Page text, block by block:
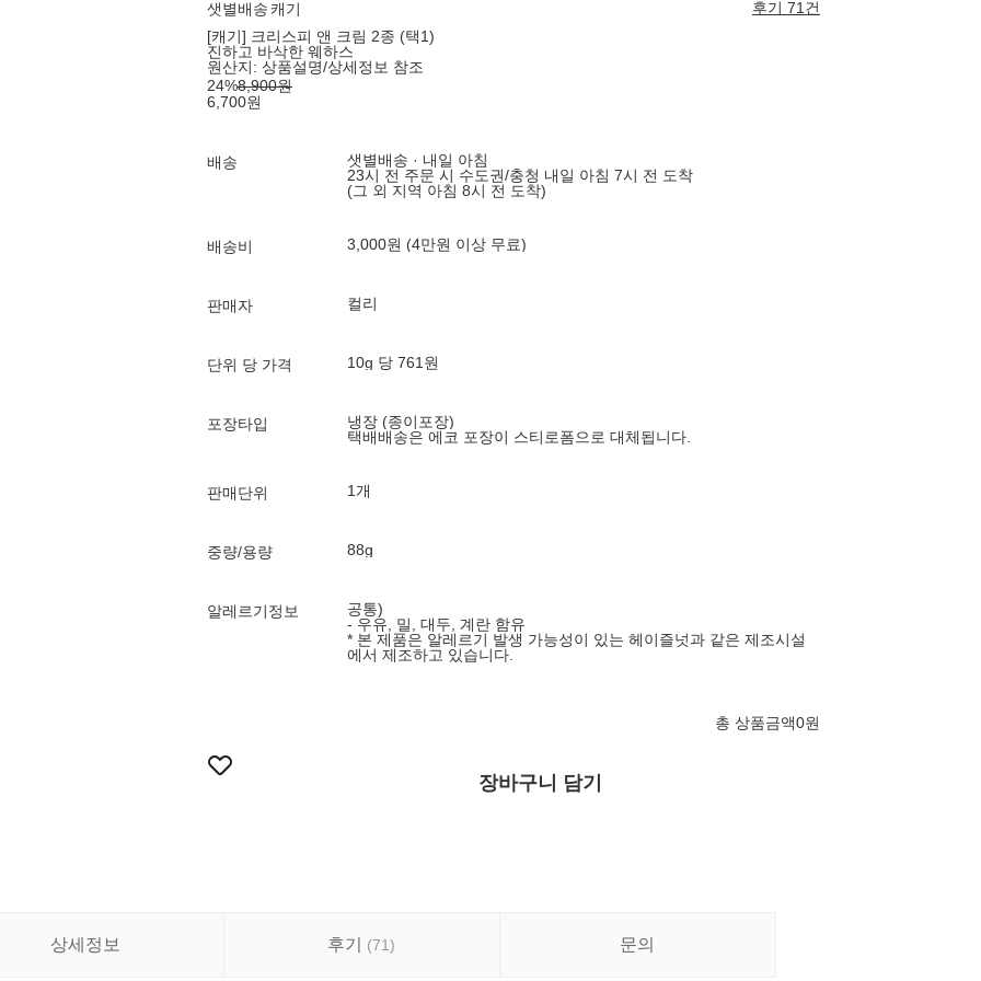
샛별배송캐기
후기 71건
[캐기] 크리스피 앤 크림 2종 (택1)
진하고 바삭한 웨하스
원산지: 상품설명/상세정보 참조
24%8,900원
6,700원
배송
샛별배송 · 내일 아침
23시 전 주문 시 수도권/충청 내일 아침 7시 전 도착
(그 외 지역 아침 8시 전 도착)
배송비 3,000원 (4만원 이상 무료)
판매자 컬리
단위 당 가격 10g 당 761원
포장타입
냉장 (종이포장)
택배배송은 에코 포장이 스티로폼으로 대체됩니다.
판매단위 1개
중량/용량 88g
알레르기정보
공통)
- 우유, 밀, 대두, 계란 함유
* 본 제품은 알레르기 발생 가능성이 있는 헤이즐넛과 같은 제조시설
에서 제조하고 있습니다.
총 상품금액0원
장바구니 담기
상세정보 후기 (71) 문의